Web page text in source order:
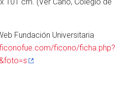
Fundación Universitaria
ficono/ficha.php?